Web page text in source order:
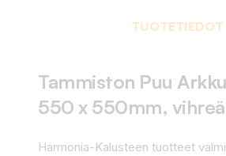
TUOTETIEDOT
Tammiston Puu
550 x 550mm, vihreä
Harmonia-Kalusteen tuotteet